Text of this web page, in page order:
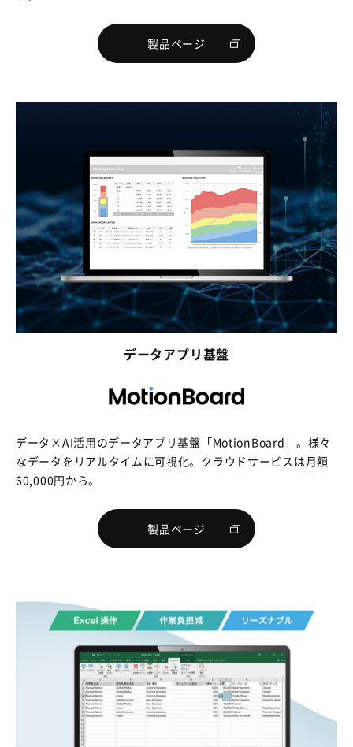
製品ページ
データアプリ基盤
データ×AI活用のデータアプリ基盤「MotionBoard」。様々
なデータをリアルタイムに可視化。クラウドサービスは月額
60,000円から。
製品ページ